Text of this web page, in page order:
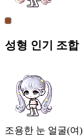
성형 인기 조합
조용한 눈 얼굴(여)